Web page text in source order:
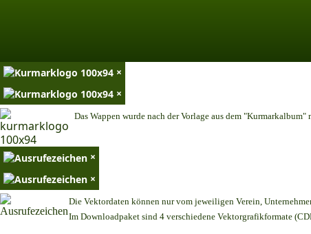
×
×
Das Wappen wurde nach der Vorlage aus dem
×
×
Die Vektordaten können nur vom jeweiligen Verein,
Im Downloadpaket sind 4 verschiedene Vektorgrafikformate